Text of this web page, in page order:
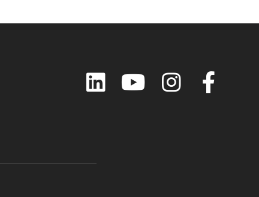
LinkedIn YouTube Instagram